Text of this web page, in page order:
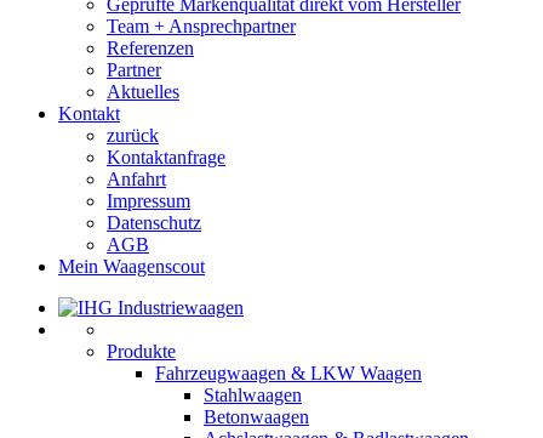
Geprüfte Markenqualität direkt vom Hersteller
Team + Ansprechpartner
Referenzen
Partner
Aktuelles
Kontakt
zurück
Kontaktanfrage
Anfahrt
Impressum
Datenschutz
AGB
Mein Waagenscout
Produkte
Fahrzeugwaagen & LKW Waagen
Stahlwaagen
Betonwaagen